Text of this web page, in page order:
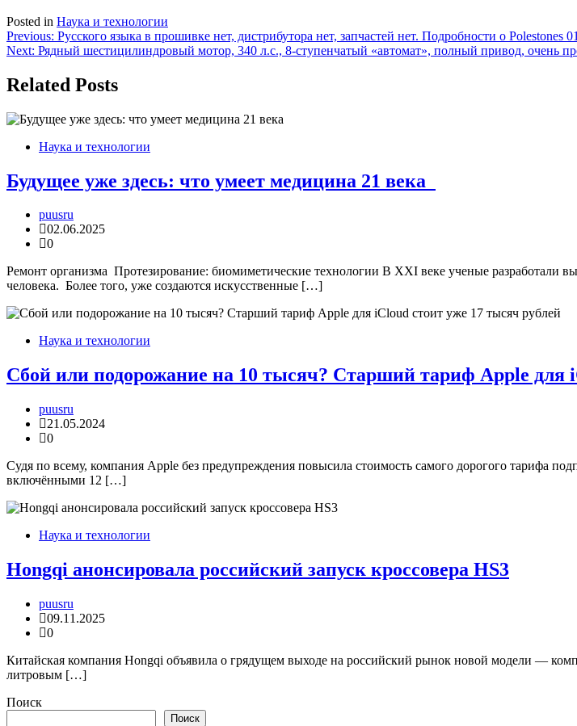
Posted in Наука и технологии
Навигация
по
записям
Previous: Русского языка в прошивке нет, дистрибутора нет, запчастей нет. Подробности о
Next: Рядный шестицилиндровый мотор, 340 л.с., 8-ступенчатый «автомат», полный привод, очень
Related Posts
Наука и технологии
Будущее уже здесь: что умеет медицина 21 века
puusru
02.06.2025
0
Ремонт организма Протезирование: биомиметические технологии В XXI веке ученые разработали
человека. Более того, уже создаются искусственные […]
Наука и технологии
Сбой или подорожание на 10 тысяч? Старший тариф Apple для
puusru
21.05.2024
0
Судя по всему, компания Apple без предупреждения повысила стоимость самого дорогого тарифа
включёнными 12 […]
Наука и технологии
Hongqi анонсировала российский запуск кроссовера HS3
puusru
09.11.2025
0
Китайская компания Hongqi объявила о грядущем выходе на российский рынок новой модели —
литровым […]
Поиск
Поиск